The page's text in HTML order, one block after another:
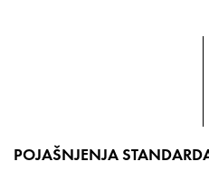
POJAŠNJENJA